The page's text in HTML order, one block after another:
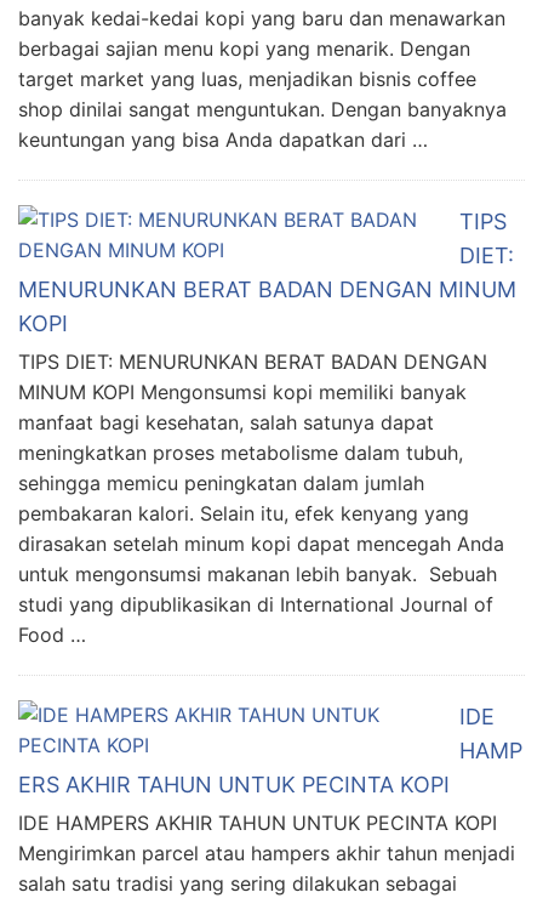
banyak kedai-kedai kopi yang baru dan menawarkan
berbagai sajian menu kopi yang menarik. Dengan
target market yang luas, menjadikan bisnis coffee
shop dinilai sangat menguntukan. Dengan banyaknya
keuntungan yang bisa Anda dapatkan dari …
TIPS
DIET:
MENURUNKAN BERAT BADAN DENGAN MINUM
KOPI
TIPS DIET: MENURUNKAN BERAT BADAN DENGAN
MINUM KOPI Mengonsumsi kopi memiliki banyak
manfaat bagi kesehatan, salah satunya dapat
meningkatkan proses metabolisme dalam tubuh,
sehingga memicu peningkatan dalam jumlah
pembakaran kalori. Selain itu, efek kenyang yang
dirasakan setelah minum kopi dapat mencegah Anda
untuk mengonsumsi makanan lebih banyak. Sebuah
studi yang dipublikasikan di International Journal of
Food …
IDE
HAMP
ERS AKHIR TAHUN UNTUK PECINTA KOPI
IDE HAMPERS AKHIR TAHUN UNTUK PECINTA KOPI
Mengirimkan parcel atau hampers akhir tahun menjadi
salah satu tradisi yang sering dilakukan sebagai